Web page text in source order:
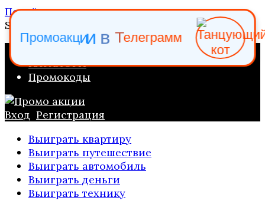
Перейти к содержанию
Search for:
КАТАЛОГИ
Промокоды
Вход Регистрация
Выиграть квартиру
Выиграть путешествие
Выиграть автомобиль
Выиграть деньги
Выиграть технику
Промоакции в Телеграмм